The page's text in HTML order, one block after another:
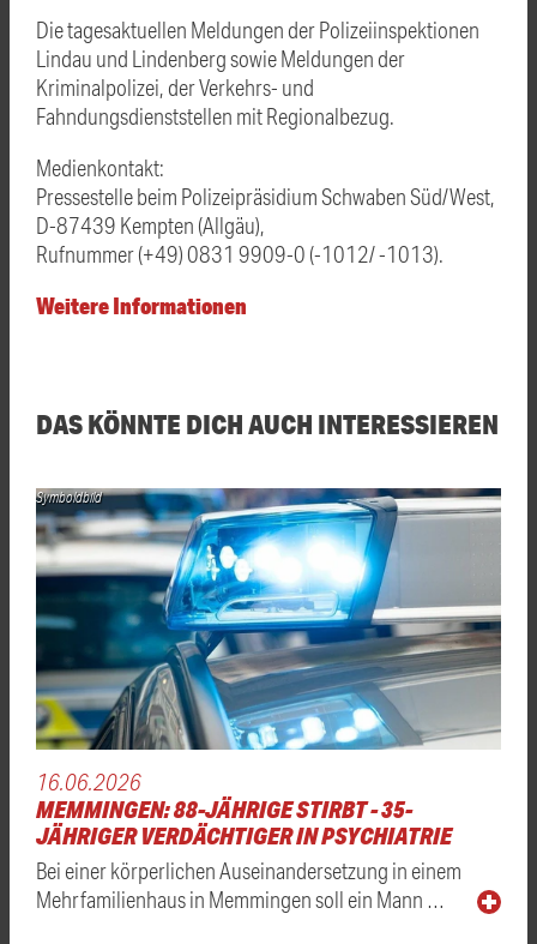
Die tagesaktuellen Meldungen der Polizeiinspektionen
Lindau und Lindenberg sowie Meldungen der
Kriminalpolizei, der Verkehrs- und
Fahndungsdienststellen mit Regionalbezug.
Medienkontakt:
Pressestelle beim Polizeipräsidium Schwaben Süd/West,
D-87439 Kempten (Allgäu),
Rufnummer (+49) 0831 9909-0 (-1012/ -1013).
Weitere Informationen
DAS KÖNNTE DICH AUCH INTERESSIEREN
Symboldbild
16.06.2026
MEMMINGEN: 88-JÄHRIGE STIRBT - 35-
JÄHRIGER VERDÄCHTIGER IN PSYCHIATRIE
Bei einer körperlichen Auseinandersetzung in einem
Mehrfamilienhaus in Memmingen soll ein Mann …